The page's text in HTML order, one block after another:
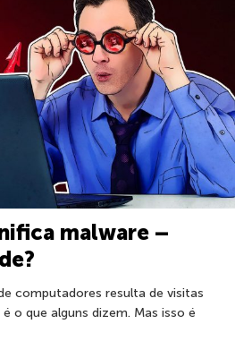
malware –
computadores resulta de visitas
o que alguns dizem. Mas isso é